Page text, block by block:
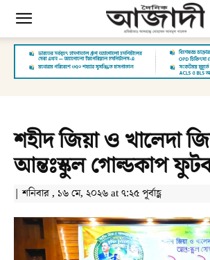
শহীদ জিয়া ও খালেদা
আন্তঃস্কুল গোল্ডকাপ
| শনিবার , ১৬ মে, ২০২৬ at ৭:২৫ পূর্বাহ্ণ